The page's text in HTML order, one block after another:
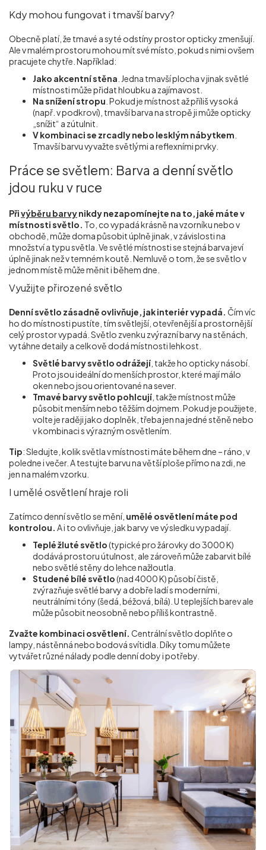
Kdy mohou fungovat i tmavší barvy?
Obecně platí, že tmavé a syté odstíny prostor opticky zmenšují.
Ale v malém prostoru mohou mít své místo, pokud s nimi ovšem
pracujete chytře. Například:
Jako akcentní stěna . Jedna tmavší plocha v jinak světlé
místnosti může přidat hloubku a zajímavost.
Na snížení stropu . Pokud je místnost až příliš vysoká
(např. v podkroví), tmavší barva na stropě ji může opticky
„snížit“ a zútulnit.
V kombinaci se zrcadly nebo lesklým nábytkem
Tmavší barvu vyvažte světlými a reflexními prvky.
Práce se světlem: Barva a denní světlo
jdou ruku v ruce
Přivýběru barvynikdy nezapomínejte na to, jaké máte v
místnosti světlo. To, co vypadá krásně na vzorníku nebo v
obchodě, může doma působit úplně jinak, v závislosti na
množství a typu světla. Ve světlé místnosti se stejná barva jeví
úplně jinak než v temném koutě. Nemluvě o tom, že se světlo v
jednom místě může měnit i během dne.
Využijte přirozené světlo
Denní světlo zásadně ovlivňuje, jak interiér vypadá. Čím víc
ho do místnosti pustíte, tím světlejší, otevřenější a prostornější
celý prostor vypadá. Světlo zvenku zvýrazní barvy na stěnách,
vytáhne detaily a celkově dodá místnosti lehkost.
Světlé barvy světlo odrážejí , takže ho opticky násobí.
Proto jsou ideální do menších prostor, které mají málo
oken nebo jsou orientované na sever.
Tmavé barvy světlo pohlcují , takže místnost může
působit menším nebo těžším dojmem. Pokud je použijete,
volte je raději jako doplněk, třeba jen na jedné stěně nebo
v kombinaci s výrazným osvětlením.
Tip: Sledujte, kolik světla v místnosti máte během dne – ráno, v
poledne i večer. A testujte barvu na větší ploše přímo na zdi, ne
jen na malém vzorku.
I umělé osvětlení hraje roli
Zatímco denní světlo se mění, umělé osvětlení máte pod
kontrolou. A i to ovlivňuje, jak barvy ve výsledku vypadají.
Teplé žluté světlo(typické pro žárovky do 3000 K)
dodává prostoru útulnost, ale zároveň může zabarvit bílé
nebo světlé stěny do lehce nažloutla.
Studené bílé světlo(nad 4000 K) působí čistě,
zvýrazňuje světlé barvy a dobře ladí s moderními,
neutrálními tóny (šedá, béžová, bílá). U teplejších barev ale
může působit neosobně nebo příliš kontrastně.
Zvažte kombinaci osvětlení. Centrální světlo doplňte o
lampy, nástěnná nebo bodová svítidla. Díky tomu můžete
vytvářet různé nálady podle denní doby i potřeby.